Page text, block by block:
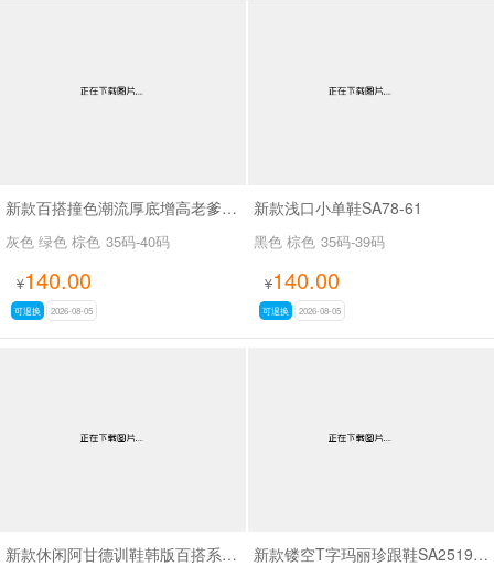
新款百搭撞色潮流厚底增高老爹鞋SA8383
灰色 绿色 棕色 35码-40码
¥140.00
可退换 2026-08-05
新款浅口小单鞋SA78-61
黑色 棕色 35码-39码
¥140.00
可退换 2026-08-05
新款休闲阿甘德训鞋韩版百搭系带薄底休闲鞋SA1883 新款镂空T字玛丽珍跟鞋SA2519-65